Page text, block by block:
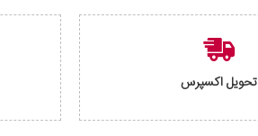
تحویل اکسپرس